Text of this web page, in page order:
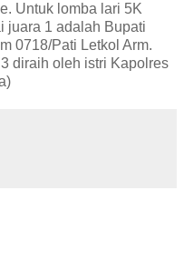
Untuk lomba lari 5K
juara 1 adalah Bupati
0718/Pati Letkol Arm.
diraih oleh istri Kapolres